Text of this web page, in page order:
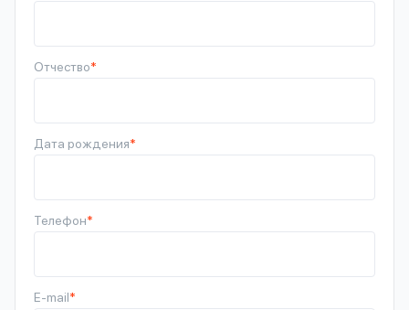
Отчество*
Дата рождения*
Телефон*
E-mail*